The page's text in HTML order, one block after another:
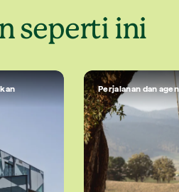
seperti ini
Perjalanan dan